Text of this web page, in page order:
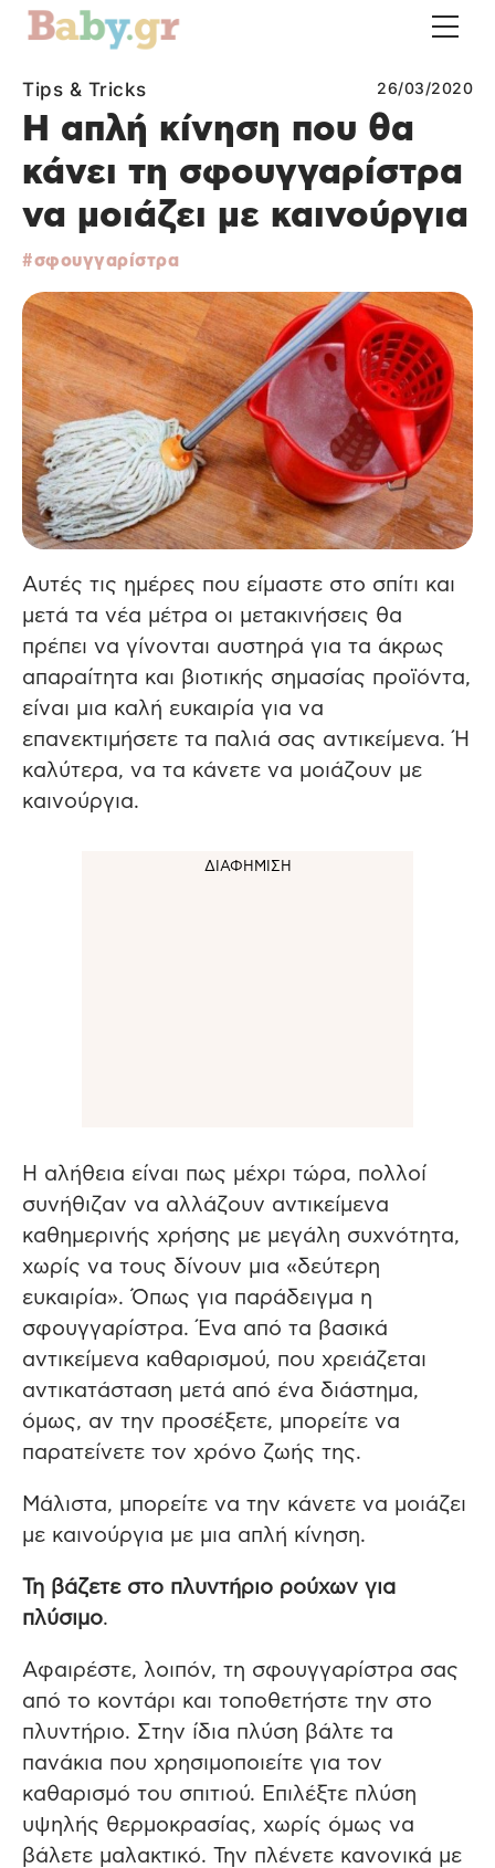
Tips & Tricks 26/03/2020
Η απλή κίνηση που θα
κάνει τη σφουγγαρίστρα
να μοιάζει με καινούργια
σφουγγαρίστρα
Αυτές τις ημέρες που είμαστε στο σπίτι και
μετά τα νέα μέτρα οι μετακινήσεις θα
πρέπει να γίνονται αυστηρά για τα άκρως
απαραίτητα και βιοτικής σημασίας προϊόντα,
είναι μια καλή ευκαιρία για να
επανεκτιμήσετε τα παλιά σας αντικείμενα.Ή
καλύτερα, να τα κάνετε να μοιάζουν με
καινούργια.
Η αλήθεια είναι πως μέχρι τώρα, πολλοί
συνήθιζαν να αλλάζουν αντικείμενα
καθημερινής χρήσης με μεγάλη συχνότητα,
χωρίς να τους δίνουν μια «δεύτερη
ευκαιρία». Όπως για παράδειγμα η
σφουγγαρίστρα. Ένα από τα βασικά
αντικείμενα καθαρισμού, που χρειάζεται
αντικατάσταση μετά από ένα διάστημα,
όμως, αν την προσέξετε, μπορείτε να
παρατείνετε τον χρόνο ζωής της.
Μάλιστα, μπορείτε να την κάνετε να μοιάζει
με καινούργια με μια απλή κίνηση.
Τη βάζετε στο πλυντήριο ρούχων για
πλύσιμο.
Αφαιρέστε, λοιπόν, τη σφουγγαρίστρα σας
από το κοντάρι και τοποθετήστε την στο
πλυντήριο. Στην ίδια πλύση βάλτε τα
πανάκια που χρησιμοποιείτε για τον
καθαρισμό του σπιτιού. Επιλέξτε πλύση
υψηλής θερμοκρασίας, χωρίς όμως να
βάλετε μαλακτικό. Την πλένετε κανονικά με